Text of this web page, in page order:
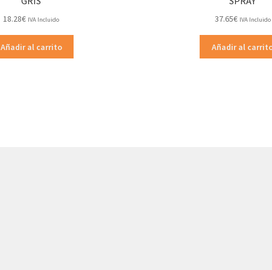
18.28€ IVA Incluido
Añadir al carrito
37.65€ IVA Incluido
Añadir al